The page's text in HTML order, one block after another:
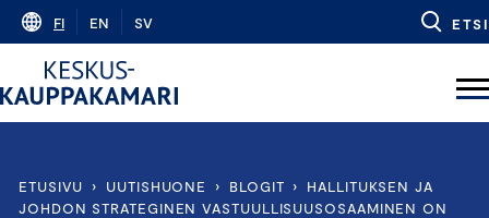
Skip
content
FI EN SV ETSI
ETUSIVU › UUTISHUONE › BLOGIT ›
HALLITUKSEN JA
JOHDON STRATEGINEN VASTUULLISUUSOSAAMINEN ON